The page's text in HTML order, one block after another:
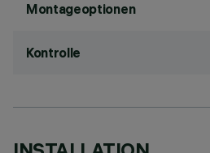
Montageoptionen
Kontrolle